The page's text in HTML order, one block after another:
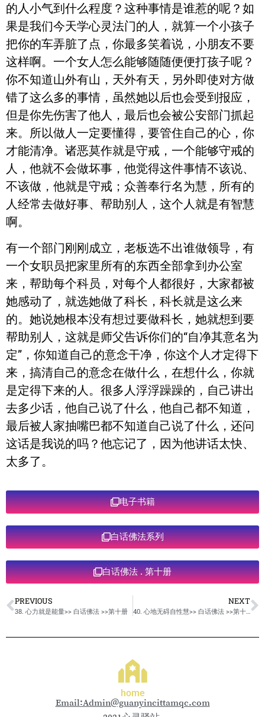
的人小气到什么程度？这种事情是谁惹的呢？如
果是我们今天学心灵法门的人，就算一个小孩子
把你的车弄脏了点，你最多笑着说，小朋友不要
这样啊。一个女人怎么能够随随便便打孩子呢？
你不知道山外有山，天外有天，另外即使对方做
错了这么多的事情，虽然她以后也会受到报应，
但是你先伤害了他人，最后也会被公安部门抓起
来。所以做人一定要懂得，要管住自己的心，你
才能清净。诸恶莫作就是守戒，一个能够守戒的
人，他就不会做坏事，他觉得这件事情不该说、
不该做，他就是守戒；众善奉行名为慧，所有的
人经常去做好事、帮助别人，这个人就是有智慧
啊。
有一个部门刚刚成立，老板选不出谁做领导，有
一个女职员把家里所有的东西全部拿到办公室
来，帮助每个科员，对每个人都很好，大家都被
她感动了，就选她做了科长，科长就是这么来
的。她说她根本没有想过要做科长，她就想到要
帮助别人，这就是师父告诉你们的“自净其意名为
定”，你知道自己的意念干净，你这个人才定得下
来，搞清自己的意念在做什么，在想什么，你就
是定得下来的人。很多人浮浮躁躁的，自己讲出
去多少话，他自己说了什么，他自己都不知道，
最后被人家抽嘴巴都不知道自己说了什么，还问
这话是我说的吗？他忘记了，因为他讲话太快、
太多了。
电子书籍
白话佛法系列
白话佛法 . 第十册
PREVIOUS
38. 心力就是能量>> 白话佛法 >>第十册
NEXT
40. 心地无碍自性慧>> 白话佛法 >>第十册
home
Email:Admin@guanyincittamqc.com